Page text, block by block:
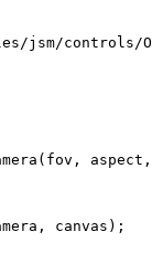
canvas);